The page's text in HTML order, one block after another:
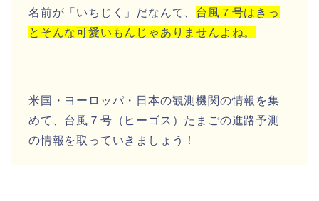
名前が「 いちじく 」だなんて、 台風７号はきっ
とそんな可愛いもんじゃありませんよね。
米国・ヨーロッパ・日本の観測機関の情報を集
めて、 台風７号（ヒーゴス）たまごの進路予測
の情報を取っていきましょう！